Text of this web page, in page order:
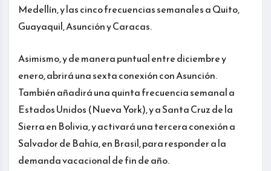
Medellín, y las cinco frecuencias semanales a Quito,
Guayaquil, Asunción y Caracas.
Asimismo, y de manera puntual entre diciembre y
enero, abrirá una sexta conexión con Asunción.
También añadirá una quinta frecuencia semanal a
Estados Unidos (Nueva York), y a Santa Cruz de la
Sierra en Bolivia, y activará una tercera conexión a
Salvador de Bahía, en Brasil, para responder a la
demanda vacacional de fin de año.